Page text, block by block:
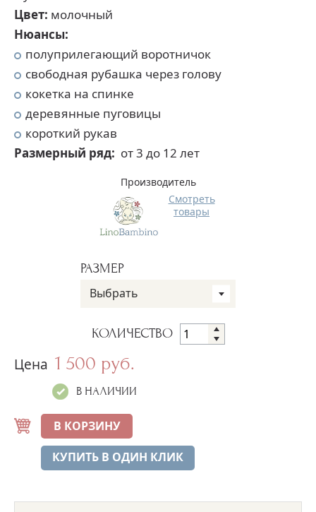
Цвет: молочный
Нюансы:
полуприлегающий воротничок
свободная рубашка через голову
кокетка на спинке
деревянные пуговицы
короткий рукав
Размерный ряд: от 3 до 12 лет
Производитель
Смотреть
товары
РАЗМЕР
Выбрать
КОЛИЧЕСТВО
Цена 1 500 руб.
В НАЛИЧИИ
В КОРЗИНУ
КУПИТЬ В ОДИН КЛИК